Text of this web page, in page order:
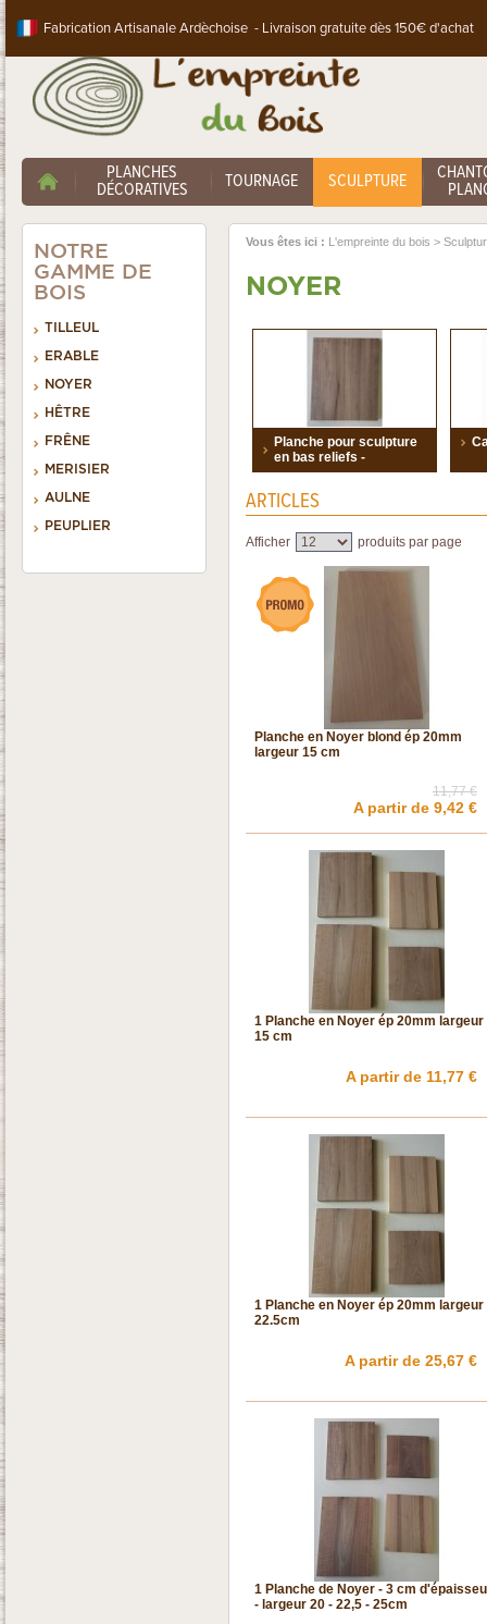
Fabrication Artisanale Ardèchoise - Livraison gratuite dès 150€ d'achat
PLANCHES
DÉCORATIVES TOURNAGE SCULPTURE
NOTRE
GAMME DE
BOIS
TILLEUL
ERABLE
NOYER
HÊTRE
FRÊNE
MERISIER
AULNE
PEUPLIER
Vous êtes ici : L'empreinte du bois >
NOYER
Planche pour sculpture
en bas reliefs -
ARTICLES
Afficher produits par page
Planche en Noyer blond ép 20mm
largeur 15 cm
11,77 €
A partir de 9,42 €
1 Planche en Noyer ép 20mm largeur
15 cm
A partir de 11,77 €
1 Planche en Noyer ép 20mm largeur
22.5cm
A partir de 25,67 €
1 Planche de Noyer - 3 cm
- largeur 20 - 22,5 - 25cm